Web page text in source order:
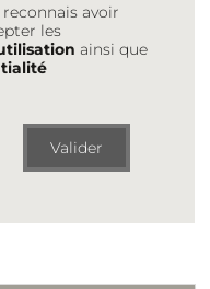
avoir
les
ainsi que
Valider